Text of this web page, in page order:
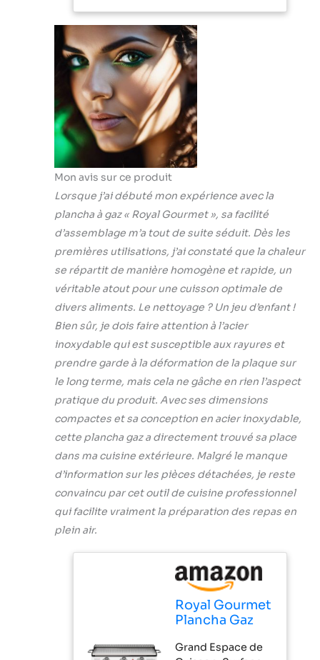
Réchauffage,
Adapté pour
Le Camping et
l' Extérieur,
Argent
offre suffisamment
d'espace pour
cuire plusieurs
aliments
simultanément, ce
qui permet
d'économiser du
temps et des
efforts. Acier
inoxydable pour
une meilleure
cuisson.
Performance
Efficace: Les 3
brûleurs en acier
inoxydable, d'une
puissance totale
de 7,5 kW, offrent
une chaleur et des
performances
puissantes. Avec
système
d'allumage
piézoélectrique,
chaque brûleur
peut être allumé
indépendamment
pour un
démarrage rapide
et sans effort.
Conviviale: Une
fois les verrous
efficacement le
plateau de cuisson
de bouger et
garantissent un
sécurité. La plaque
Mon avis sur ce produit
Lorsque j’ai débuté mon expérience avec la
plancha à gaz « Royal Gourmet », sa facilité
d’assemblage m’a tout de suite séduit. Dès les
premières utilisations, j’ai constaté que la chaleur
se répartit de manière homogène et rapide, un
véritable atout pour une cuisson optimale de
divers aliments. Le nettoyage ? Un jeu d’enfant !
Bien sûr, je dois faire attention à l’acier
inoxydable qui est susceptible aux rayures et
prendre garde à la déformation de la plaque sur
le long terme, mais cela ne gâche en rien l’aspect
pratique du produit. Avec ses dimensions
compactes et sa conception en acier inoxydable,
cette plancha gaz a directement trouvé sa place
dans ma cuisine extérieure. Malgré le manque
d’information sur les pièces détachées, je reste
convaincu par cet outil de cuisine professionnel
qui facilite vraiment la préparation des repas en
plein air.
Royal Gourmet
Plancha Gaz
Acier
Grand Espace de